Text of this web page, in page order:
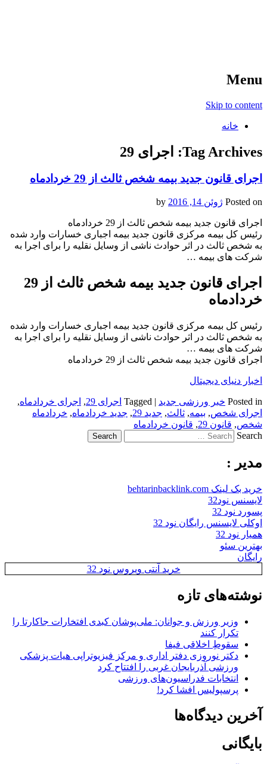
Menu
Skip to content
خانه
Tag Archives: اجرای 29
اجرای قانون جدید بیمه شخص ثالث از 29 خردادماه
Posted on ژوئن 14, 2016
اجرای قانون جدید بیمه شخص ثالث از 29 خردادماه
رئیس کل بیمه مرکزی قانون جدید بیمه اجباری خسارات وارد شده
به شخص ثالث در اثر حوادث ناشی از وسایل نقلیه را برای اجرا به
شرکت های بیمه …
اجرای قانون جدید بیمه شخص ثالث از 29
خردادماه
رئیس کل بیمه مرکزی قانون جدید بیمه اجباری خسارات وارد شده
به شخص ثالث در اثر حوادث ناشی از وسایل نقلیه را برای اجرا به
شرکت های بیمه …
اجرای قانون جدید بیمه شخص ثالث از 29 خردادماه
اخبار دنیای دیجیتال
Posted in خبر ورزشی جدید |
Tagged اجرای 29 , اجرای خردادماه,
اجرای شخص, بیمه, ثالث, جدید 29 , جدید خردادماه, خردادماه
شخص, قانون 29 , قانون خردادماه
Search
مدیر :
خرید بک لینک behtarinbacklink.com
لایسنس نود32
پسورد نود 32
اوکلی لایسنس رایگان نود 32
همیار نود 32
بهترین سئو
رایگان
خرید آنتی ویروس نود 32
نوشته‌های تازه
وزیر ورزش و جوانان: ملی‌پوشان کبدی افتخارات جاکارتا را
تکرار کنند
سقوطِ اخلاقی فیفا
دکتر نوروزی دفتر اداری و مرکز فیزیوتراپی هیات پزشکی
ورزشی آذربایجان غربی را افتتاح کرد
انتخابات فدراسیون‌های ورزشی
پرسپولیس افشا کرد!
آخرین دیدگاه‌ها
بایگانی